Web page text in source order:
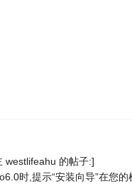
westlifeahu 的帖子:]
时,提示“安装向导”在您的